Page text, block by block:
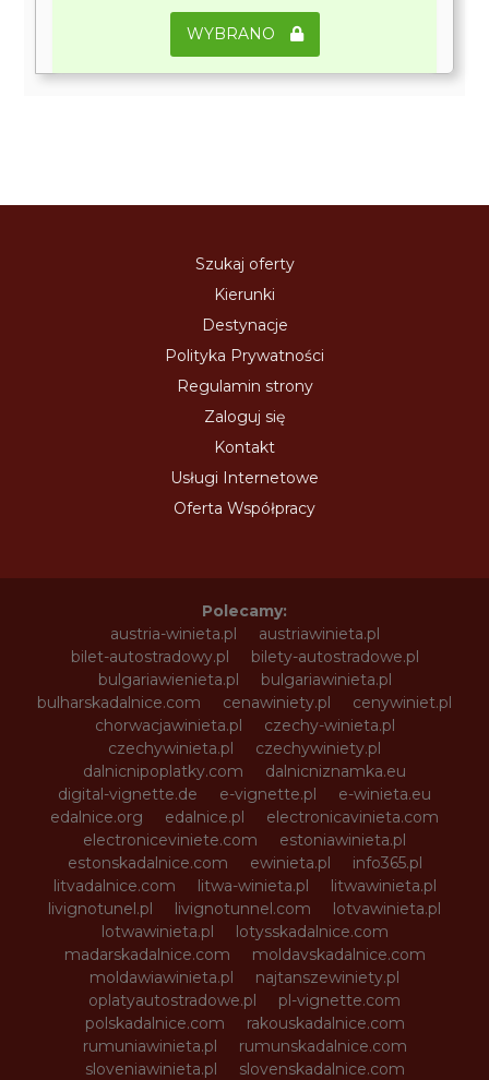
WYBRANO
Szukaj oferty
Kierunki
Destynacje
Polityka Prywatności
Regulamin strony
Zaloguj się
Kontakt
Usługi Internetowe
Oferta Współpracy
Polecamy:
austria-winieta.pl
austriawinieta.pl
bilet-autostradowy.pl
bilety-autostradowe.pl
bulgariawienieta.pl
bulgariawinieta.pl
bulharskadalnice.com
cenawiniety.pl
cenywiniet.pl
chorwacjawinieta.pl
czechy-winieta.pl
czechywinieta.pl
czechywiniety.pl
dalnicnipoplatky.com
dalnicniznamka.eu
digital-vignette.de
e-vignette.pl
e-winieta.eu
edalnice.org
edalnice.pl
electronicavinieta.com
electroniceviniete.com
estoniawinieta.pl
estonskadalnice.com
ewinieta.pl
info365.pl
litvadalnice.com
litwa-winieta.pl
litwawinieta.pl
livignotunel.pl
livignotunnel.com
lotvawinieta.pl
lotwawinieta.pl
lotysskadalnice.com
madarskadalnice.com
moldavskadalnice.com
moldawiawinieta.pl
najtanszewiniety.pl
oplatyautostradowe.pl
pl-vignette.com
polskadalnice.com
rakouskadalnice.com
rumuniawinieta.pl
rumunskadalnice.com
sloveniawinieta.pl
slovenskadalnice.com